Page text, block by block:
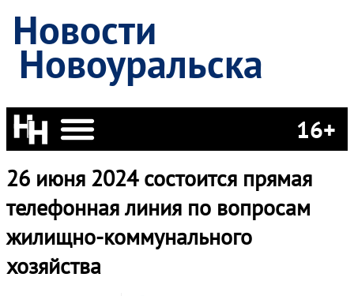
Новости
Новоуральска
16+
26 июня 2024 состоится прямая
телефонная линия по вопросам
жилищно-коммунального
хозяйства